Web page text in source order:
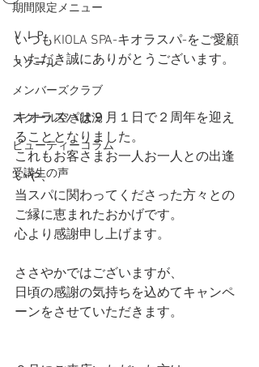
期間限定メニュー
ＶＩＰ
スクール
メンバーズクラブ
スクール空き状況
ビューティーコラム
受講生の声
いつもKIOLA SPA-キオラスパ-をご愛顧
いただき誠にありがとうございます。
キオラスパは９月１日で２周年を迎え
ることとなりました。
これもお客さまお一人お一人との出逢
いや、
当スパに関わってくださった方々との
ご縁に恵まれたおかげです。
心より感謝申し上げます。
ささやかではございますが、
日頃の感謝の気持ちを込めてキャンペ
ーンをさせていただきます。